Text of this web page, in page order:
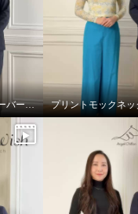
リバーシブル五分袖プルオーバーのご紹介